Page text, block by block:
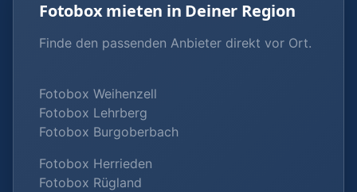
Fotobox mieten in Deiner Region
Finde den passenden Anbieter direkt vor Ort.
Fotobox Weihenzell
Fotobox Lehrberg
Fotobox Burgoberbach
Fotobox Herrieden
Fotobox Rügland